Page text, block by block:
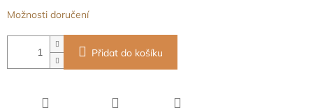
Možnosti doručení
Přidat do košíku